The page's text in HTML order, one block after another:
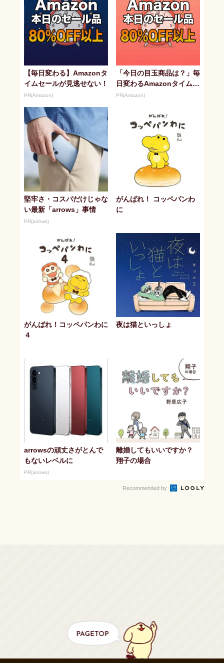
【毎日変わる】Amazonタ
イムセールが見逃せない！
PR(Amazon)
「今日の目玉商品は？」毎
日変わるAmazonタイムセ
ールが見逃せない
PR(Amazon)
堅牢さ・コスパだけじゃな
い最新「arrows」事情
PR(arrows)
がんばれ！ コッペパンわ
に
がんばれ！コッペパンわに
４
夜は猫といっしょ
arrowsの頑丈さがとんで
もないレベルに
PR(arrows)
離婚してもいいですか？
翔子の場合
Recommended by